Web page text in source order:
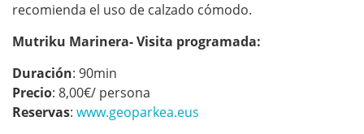
recomienda el uso de calzado cómodo.
Mutriku Marinera- Visita programada:
Duración: 90min
Precio: 8,00€/ persona
Reservas: www.geoparkea.eus